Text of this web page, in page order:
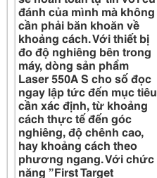
đánh của mình mà không
cần phải băn khoăn về
khoảng cách. Với thiết bị
đo độ nghiêng bên trong
máy, dòng sản phẩm
Laser 550A S cho số đọc
ngay lập tức đến mục tiêu
cần xác định, từ khoảng
cách thực tế đến góc
nghiêng, độ chênh cao,
hay khoảng cách theo
phương ngang. Với chức
năng ”First Target